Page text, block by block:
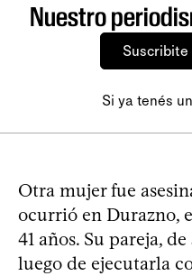
Nuestro
Suscribite
Si ya tenés
Otra mujer fue
ocurrió en Durazno,
41 años. Su pareja,
luego de ejecutarla